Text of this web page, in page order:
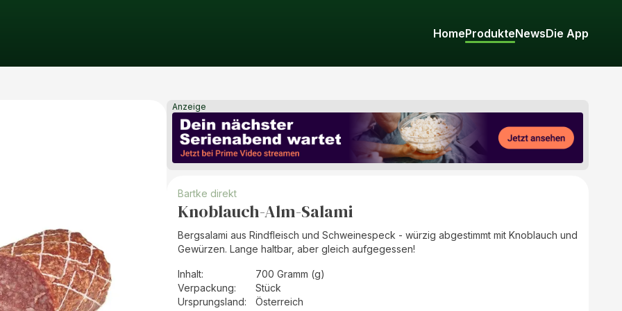
HomeProdukteNewsDie App
Anzeige
Bartke direkt
Knoblauch-Alm-Salami
Bergsalami aus Rindfleisch und Schweinespeck - würzig abgestimmt mit Knoblauch und
Gewürzen. Lange haltbar, aber gleich aufgegessen!
Inhalt:
700 Gramm (g)
Verpackung:
Stück
Ursprungsland:
Österreich